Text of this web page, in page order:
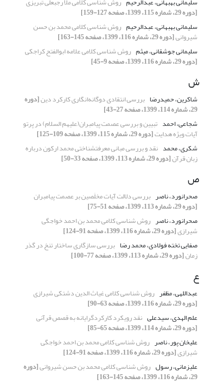
[دوره 29، شماره 115، 1399، صفحه 127-159]
سلیمانی بهبهانی، عبدالرحیم روش شناسی کلامی محمد بن حسن
شیروانی[دوره 29، شماره 116، 1399، صفحه 145-163]
سلیمانی جوشقانی، میثم روش شناسی کلامی علامه ابوالفتح کراجکی
[دوره 29، شماره 116، 1399، صفحه 9-45]
ش
شاکرین، حمیدرضا بررسی انتقادی دوگانه‌انگاری کارکرد دین[دوره
29، شماره 114، 1399، صفحه 27-43]
شجاعی، احمد تبیین و بررسی عصمت پیامبران(علیهم السلام) در پرتو
آیات ویژه هدایت[دوره 29، شماره 115، 1399، صفحه 109-125]
شکری، محمد
نقد و بررسی مبانی معرفت‎شناختی محمد ارکون درباره
زبان قرآن[دوره 29، شماره 113، 1399، صفحه 33-50]
ص
صحرانورد، ناصر بررسی دلالت آیات مخلَصین بر عصمت پیامبران
[دوره 29، شماره 113، 1399، صفحه 51-75]
صحرانورد، ناصر روش شناسی کلامی محمد بن احمد خواجگی
شیرازی[دوره 29، شماره 116، 1399، صفحه 91-124]
صفایی تخته فولادی، محمد رضا بررسی سازگاری ساختار تنخ در گذر
زمان[دوره 29، شماره 113، 1399، صفحه 77-100]
ع
عبداللهی، مظفر روش شناسی کلامی غیاث الدین دشتکی شیرازی
[دوره 29، شماره 116، 1399، صفحه 63-90]
علم الهدی، سیدعلی نقد رویکرد کارکردگرایانه به قصص قرآنی
[دوره 29، شماره 114، 1399، صفحه 65-85]
علیخان پور، ناصر روش شناسی کلامی محمد بن احمد خواجگی
شیرازی[دوره 29، شماره 116، 1399، صفحه 91-124]
علیزمانی، رسول روش شناسی کلامی محمد بن حسن شیروانی[دوره
29، شماره 116، 1399، صفحه 145-163]